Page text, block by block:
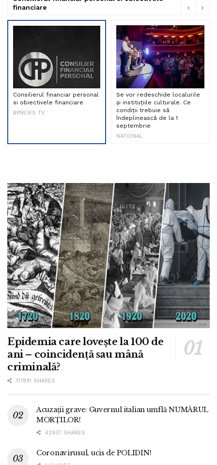
financiare
Consilierul financiar personal
si obiectivele financiare
BPNEWS TV
Se vor redeschide localurile
și instituțiile culturale. Ce
condiții trebuie să
îndeplinească de la 1
septembrie
NATIONAL
Epidemia care lovește la 100 de
ani – coincidență sau mână
criminală?
117891 SHARES
Acuzații grave: Guvernul italian umflă NUMĂRUL
MORȚILOR!
42937 SHARES
Coronavirusul, ucis de POLIDIN!